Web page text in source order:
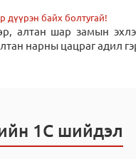
дүүрэн байх болтугай!
алтан шар замын
нарны цацраг адил
1С шийдэл